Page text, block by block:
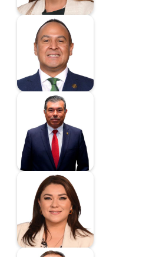
Carrillo Soberanis
Juan Luis
Diputado
Juan Carlos
González Bareño
Diputado
Cruz Peláez Fatima
Almendra
Diputada